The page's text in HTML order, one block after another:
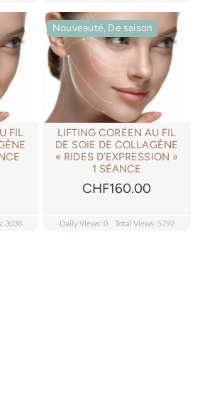
FIL
3038
Nouveauté, De saison
Nouveauté, De saison
LIFTING CORÉEN AU FIL
DE SOIE DE COLLAGÈNE
« RIDES D’EXPRESSION »
1 SÉANCE
CHF160.00
Daily Views: 0 Total Views: 5792